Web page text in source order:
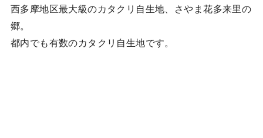
西多摩地区最大級のカタクリ自生地、さやま花多来里の
郷。
都内でも有数のカタクリ自生地です。